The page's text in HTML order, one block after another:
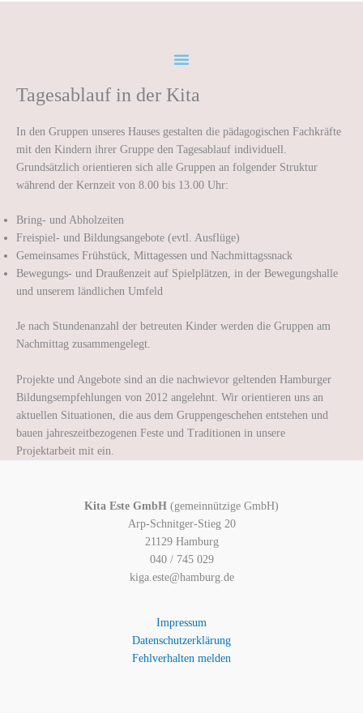
Tagesablauf in der Kita
In den Gruppen unseres Hauses gestalten die pädagogischen Fachkräfte
mit den Kindern ihrer Gruppe den Tagesablauf individuell.
Grundsätzlich orientieren sich alle Gruppen an folgender Struktur
während der Kernzeit von 8.00 bis 13.00 Uhr:
Bring- und Abholzeiten
Freispiel- und Bildungsangebote (evtl. Ausflüge)
Gemeinsames Frühstück, Mittagessen und Nachmittagssnack
Bewegungs- und Draußenzeit auf Spielplätzen, in der Bewegungshalle
und unserem ländlichen Umfeld
Je nach Stundenanzahl der betreuten Kinder werden die Gruppen am
Nachmittag zusammengelegt.
Projekte und Angebote sind an die nachwievor geltenden Hamburger
Bildungsempfehlungen von 2012 angelehnt. Wir orientieren uns an
aktuellen Situationen, die aus dem Gruppengeschehen entstehen und
bauen jahreszeitbezogenen Feste und Traditionen in unsere
Projektarbeit mit ein.
Kita Este GmbH (gemeinnützige GmbH)
Arp-Schnitger-Stieg 20
21129 Hamburg
040 / 745 029
kiga.este@hamburg.de
Impressum
Datenschutzerklärung
Fehlverhalten melden